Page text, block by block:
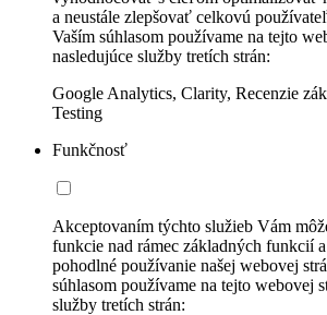
a neustále zlepšovať celkovú
Vaším súhlasom používame na tejto
nasledujúce služby tretích strán:
Google Analytics, Clarity, Recenzie
Testing
Funkčnosť
Akceptovaním týchto služieb Vám
funkcie nad rámec základných funkcií
pohodlné používanie našej webovej
súhlasom používame na tejto webovej
služby tretích strán: